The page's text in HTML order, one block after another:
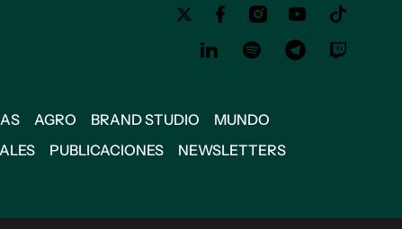
AGRO BRAND STUDIO
MUNDO
PUBLICACIONES
NEWSLETTERS